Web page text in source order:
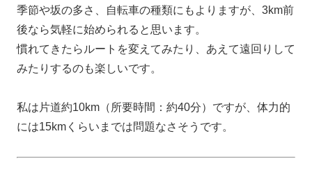
季節や坂の多さ、自転車の種類にもよりますが、3km前
後なら気軽に始められると思います。
慣れてきたらルートを変えてみたり、あえて遠回りして
みたりするのも楽しいです。
私は片道約10km（所要時間：約40分）ですが、体力的
には15kmくらいまでは問題なさそうです。